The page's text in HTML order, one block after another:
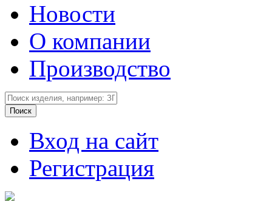
Новости
О компании
Производство
Вход на сайт
Регистрация